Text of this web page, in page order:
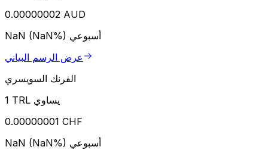
0.00000002 AUD
NaN (NaN%) أسبوعي
عرض الرسم البياني
الفرنك السويسري
1 TRL يساوي
0.00000001 CHF
NaN (NaN%) أسبوعي